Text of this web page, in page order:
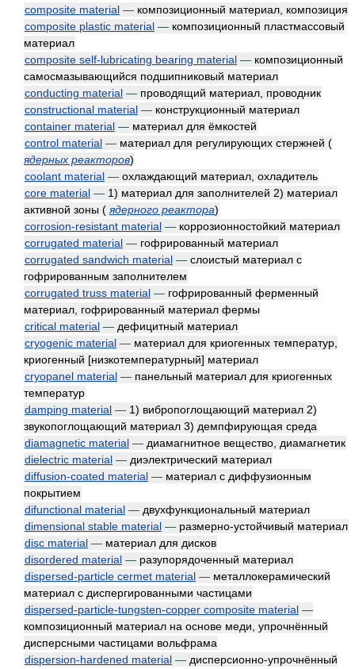
composite material — композиционный материал, композиция
composite plastic material — композиционный пластмассовый
материал
composite self-lubricating bearing material — композиционный
самосмазывающийся подшипниковый материал
conducting material — проводящий материал, проводник
constructional material — конструкционный материал
container material — материал для ёмкостей
control material — материал для регулирующих стержней (
ядерных реакторов)
coolant material — охлаждающий материал, охладитель
core material — 1) материал для заполнителей 2) материал
активной зоны ( ядерного реактора)
corrosion-resistant material — коррозионностойкий материал
corrugated material — гофрированный материал
corrugated sandwich material — слоистый материал с
гофрированным заполнителем
corrugated truss material — гофрированный ферменный
материал, гофрированный материал фермы
critical material — дефицитный материал
cryogenic material — материал для криогенных температур,
криогенный [низкотемпературный] материал
cryopanel material — панельный материал для криогенных
температур
damping material — 1) вибропоглощающий материал 2)
звукопоглощающий материал 3) демпфирующая среда
diamagnetic material — диамагнитное вещество, диамагнетик
dielectric material — диэлектрический материал
diffusion-coated material — материал с диффузионным
покрытием
difunctional material — двухфункциональный материал
dimensional stable material — размерно-устойчивый материал
disc material — материал для дисков
disordered material — разупорядоченный материал
dispersed-particle cermet material — металлокерамический
материал с диспергированными частицами
dispersed-particle-tungsten-copper composite material —
композиционный материал на основе меди, упрочнённый
дисперсными частицами вольфрама
dispersion-hardened material — дисперсионно-упрочнённый